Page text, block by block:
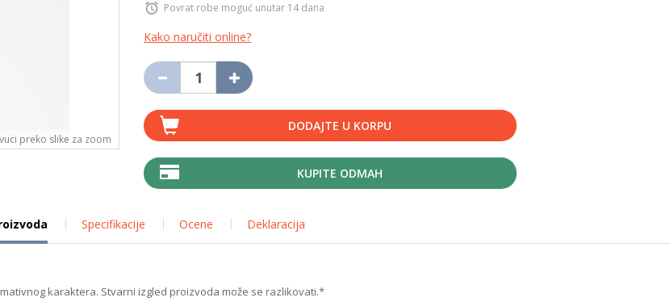
preko slike za zoom
Povrat robe moguć unutar 14 dana
Kako naručiti online?
DODAJTE U KORPU
KUPITE ODMAH
Specifikacije Ocene Deklaracija
karaktera. Stvarni izgled proizvoda može se razlikovati.*